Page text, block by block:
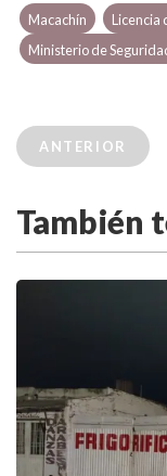
Macachín
Licencia
Ministerio de
ANTERIOR
También